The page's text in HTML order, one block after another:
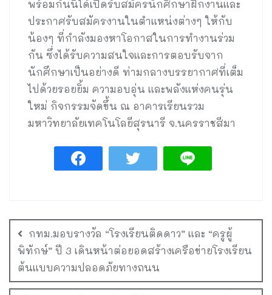
พร้อมกันนี้ได้เปิดรับสมัครนักศึกษาฝึกงานและ
ประกาศรับสมัครงานในตำแหน่งต่างๆ ให้กับ
น้องๆ ที่กำลังมองหาโอกาสในการทำงานร่วม
กัน ซึ่งได้รับความสนใจและการตอบรับจาก
นักศึกษาเป็นอย่างดี ท่ามกลางบรรยากาศที่เต็ม
ไปด้วยรอยยิ้ม ความอบอุ่น และพลังแห่งคนรุ่น
ใหม่ กิจกรรมจัดขึ้น ณ อาคารเรียนรวม
มหาวิทยาลัยเทคโนโลยีสุรนารี จ.นครราชสีมา
กทม.มอบรางวัล “โรงเรียนติดดาว” และ “ครูผู้
พิทักษ์” ปี 3 เดินหน้าต่อยอดสร้างเครือข่ายโรงเรียน
ต้นแบบความปลอดภัยทางถนน